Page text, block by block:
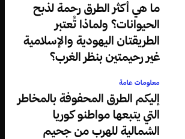
ما هي أكثر الطرق رحمة لذبح
الحيوانات؟ ولماذا تُعتبر
الطريقتان اليهودية والإسلامية
غير رحيمتين بنظر الغرب؟
معلومات عامة
إليكم الطرق المحفوفة بالمخاطر
التي يتبعها مواطنو كوريا
الشمالية للهرب من جحيم